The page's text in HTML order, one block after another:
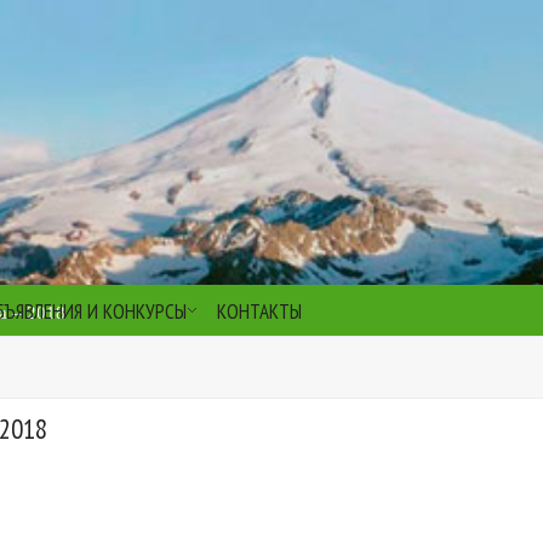
И КОНКУРСЫ КОНТАКТЫ
– 2018